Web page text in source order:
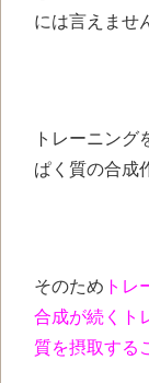
には言えませ
トレーニン
ぱく質の合成
そのため トレ
合成が続くト
質を摂取する